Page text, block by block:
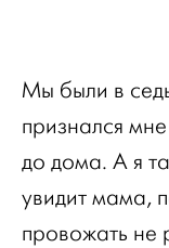
Мы были в
признался
до дома. А я
увидит мама,
провожать не